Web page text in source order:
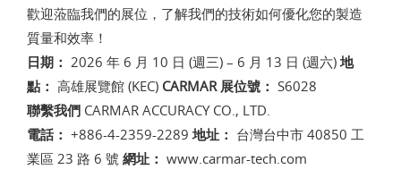
歡迎蒞臨我們的展位， 了解我們的技術如何優化您的製造
質量和效率！
日期： 2026 年 6 月 10 日 (週三) – 6 月 13 日 (週六) 地
點： 高雄展覽館 (KEC) CARMAR 展位號： S6028
聯繫我們 CARMAR ACCURACY CO., LTD.
電話： +886-4-2359-2289 地址： 台灣台中市 40850 工
業區 23 路 6 號 網址： www.carmar-tech.com